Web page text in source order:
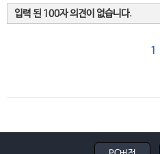
입력 된 100자 의견이 없습니다.
1